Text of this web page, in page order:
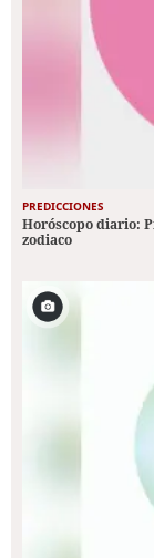
PREDICCIONES
Horóscopo diario:
zodiaco